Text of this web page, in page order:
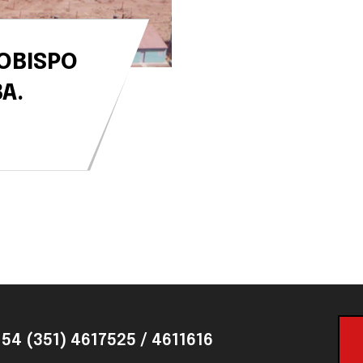
(351) 4617525 / 4611616